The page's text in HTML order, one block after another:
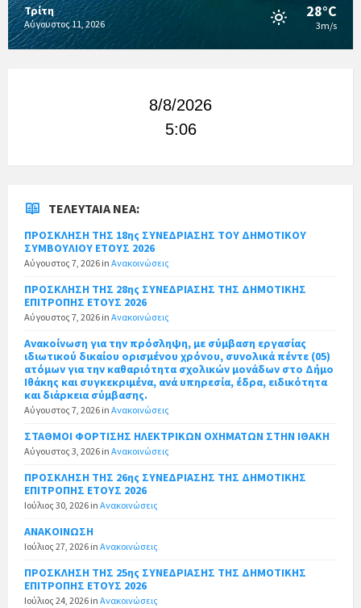
Τρίτη
Αύγουστος 11, 2026
28°C
3m/s
8/8/2026
5:06
ΤΕΛΕΥΤΑΊΑ ΝΈΑ:
ΠΡΟΣΚΛΗΣΗ ΤΗΣ 18ης ΣΥΝΕΔΡΙΑΣΗΣ ΤΟΥ ΔΗΜΟΤΙΚΟΥ
ΣΥΜΒΟΥΛΙΟΥ ΕΤΟΥΣ 2026
Αύγουστος 7, 2026 in Ανακοινώσεις
ΠΡΟΣΚΛΗΣΗ ΤΗΣ 28ης ΣΥΝΕΔΡΙΑΣΗΣ ΤΗΣ ΔΗΜΟΤΙΚΗΣ
ΕΠΙΤΡΟΠΗΣ ΕΤΟΥΣ 2026
Αύγουστος 7, 2026 in Ανακοινώσεις
Ανακοίνωση για την πρόσληψη, με σύμβαση εργασίας
ιδιωτικού δικαίου ορισμένου χρόνου, συνολικά πέντε (05)
ατόμων για την καθαριότητα σχολικών μονάδων στο Δήμο
Ιθάκης και συγκεκριμένα, ανά υπηρεσία, έδρα, ειδικότητα
και διάρκεια σύμβασης.
Αύγουστος 7, 2026 in Ανακοινώσεις
ΣΤΑΘΜΟΙ ΦΟΡΤΙΣΗΣ ΗΛΕΚΤΡΙΚΩΝ ΟΧΗΜΑΤΩΝ ΣΤΗΝ ΙΘΑΚΗ
Αύγουστος 3, 2026 in Ανακοινώσεις
ΠΡΟΣΚΛΗΣΗ ΤΗΣ 26ης ΣΥΝΕΔΡΙΑΣΗΣ ΤΗΣ ΔΗΜΟΤΙΚΗΣ
ΕΠΙΤΡΟΠΗΣ ΕΤΟΥΣ 2026
Ιούλιος 30, 2026 in Ανακοινώσεις
ΑΝΑΚΟΙΝΩΣΗ
Ιούλιος 27, 2026 in Ανακοινώσεις
ΠΡΟΣΚΛΗΣΗ ΤΗΣ 25ης ΣΥΝΕΔΡΙΑΣΗΣ ΤΗΣ ΔΗΜΟΤΙΚΗΣ
ΕΠΙΤΡΟΠΗΣ ΕΤΟΥΣ 2026
Ιούλιος 24, 2026 in Ανακοινώσεις